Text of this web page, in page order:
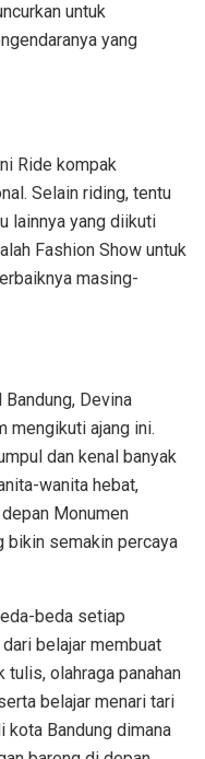
untuk
yang
Ride kompak
Selain riding, tentu
lainnya yang diikuti
Fashion Show untuk
masing-
Devina
mengikuti ajang ini.
dan kenal banyak
wanita hebat,
Monumen
bikin semakin percaya
beda setiap
belajar membuat
olahraga panahan
belajar menari tari
Bandung dimana